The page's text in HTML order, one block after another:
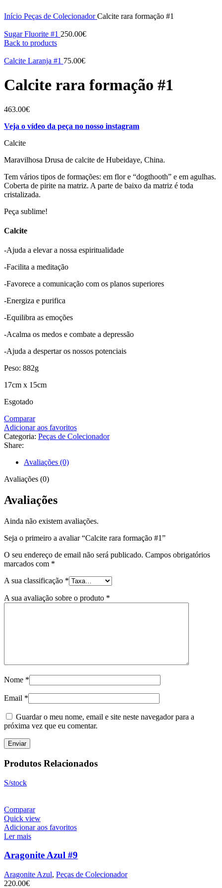
Início Peças de ColecionadorCalcite rara formação #1
Sugar Fluorite #1 250.00€
Back to products
Calcite Laranja #1 75.00€
Calcite rara formação #1
463.00€
Veja o vídeo da peça no nosso instagram
Calcite
Maravilhosa Drusa de calcite de Hubeidaye, China.
Tem vários tipos de formações: em flor e “dogthooth” e em agulhas.
Coberta de pirite na matriz. A parte de baixo da matriz é toda
cristalizada.
Peça sublime!
Calcite
-Ajuda a elevar a nossa espiritualidade
-Facilita a meditação
-Favorece a comunicação com os planos superiores
-Energiza e purifica
-Equilibra as emoções
-Acalma os medos e combate a depressão
-Ajuda a despertar os nossos potenciais
Peso: 882g
17cm x 15cm
Esgotado
Comparar
Adicionar aos favoritos
Categoria: Peças de Colecionador
Share:
Avaliações (0)
Avaliações (0)
Avaliações
Ainda não existem avaliações.
Seja o primeiro a avaliar “Calcite rara formação #1”
O seu endereço de email não será publicado. Campos obrigatórios
marcados com *
A sua classificação *
A sua avaliação sobre o produto *
Nome *
Email *
Guardar o meu nome, email e site neste navegador para a
próxima vez que eu comentar.
Produtos Relacionados
S/stock
Comparar
Quick view
Adicionar aos favoritos
Ler mais
Aragonite Azul #9
Aragonite Azul, Peças de Colecionador
220.00€